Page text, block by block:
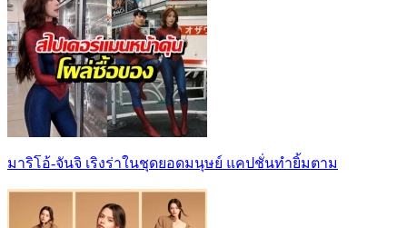
มาริโอ้-จันจิ เริงร่าในชุดยอดมนุษย์ แคปชั่นทำยิ้มตาม